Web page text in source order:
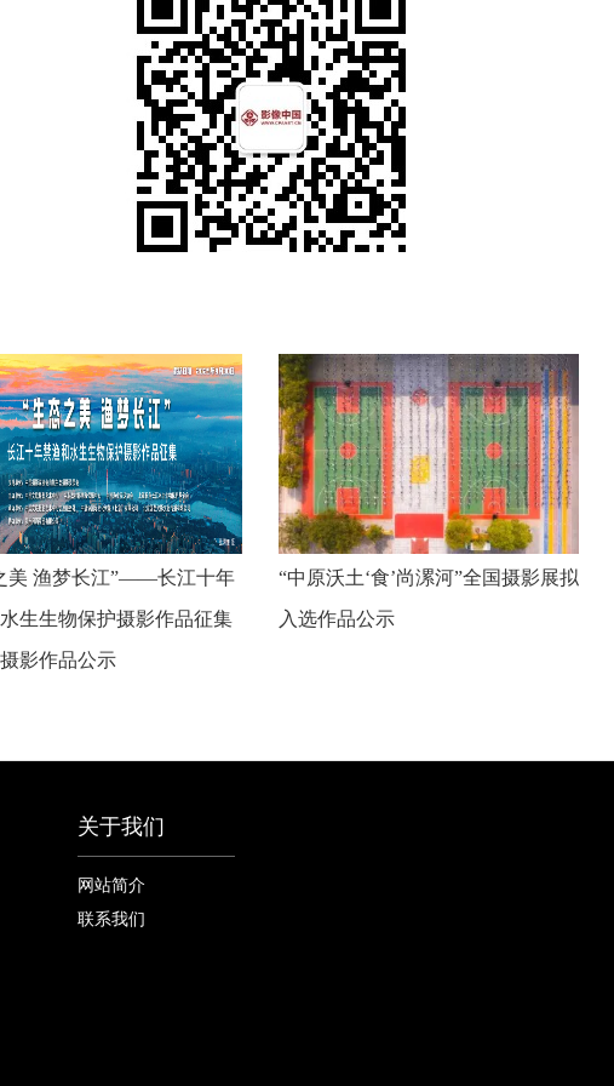
美 渔梦长江”——长江十年
生生物保护摄影作品征集
影作品公示
“中原沃土‘食’尚漯河”全国摄影展拟
入选作品公示
关于我们
网站简介
联系我们